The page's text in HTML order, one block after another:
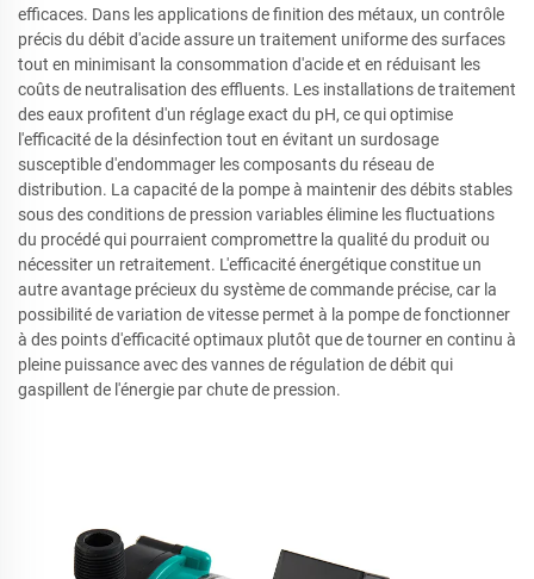
efficaces. Dans les applications de finition des métaux, un contrôle
précis du débit d'acide assure un traitement uniforme des surfaces
tout en minimisant la consommation d'acide et en réduisant les
coûts de neutralisation des effluents. Les installations de traitement
des eaux profitent d'un réglage exact du pH, ce qui optimise
l'efficacité de la désinfection tout en évitant un surdosage
susceptible d'endommager les composants du réseau de
distribution. La capacité de la pompe à maintenir des débits stables
sous des conditions de pression variables élimine les fluctuations
du procédé qui pourraient compromettre la qualité du produit ou
nécessiter un retraitement. L'efficacité énergétique constitue un
autre avantage précieux du système de commande précise, car la
possibilité de variation de vitesse permet à la pompe de fonctionner
à des points d'efficacité optimaux plutôt que de tourner en continu à
pleine puissance avec des vannes de régulation de débit qui
gaspillent de l'énergie par chute de pression.